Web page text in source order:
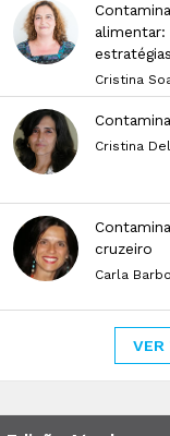
Cristina
Cristina
cruzeiro
Carla
VER